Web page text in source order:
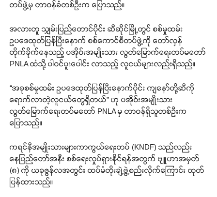
တပ်ဖွဲ့မှ တာဝန်ခံတစ်ဦးက ပြောသည်။
အလားတူ သျှမ်းပြည်တောင်ပိုင်း ဆီဆိုင်မြို့တွင် စစ်မှုထမ်း
ဥပဒေထုတ်ပြန်ပြီးနောက် စစ်ကောင်စီတပ်ဖွဲ့ကို တော်လှန်
တိုက်ခိုက်နေသည့် ပအိုဝ်းအမျိုးသား လွတ်မြောက်ရေးတပ်မတော်
PNLA ထံသို့ ပါဝင်ပူးပေါင်း လာသည့် လူငယ်များလည်းရှိသည်။
“အခုစစ်မှုထမ်း ဥပဒေထုတ်ပြန်ပြီးနောက်ပိုင်း ကျနော်တို့ဆီကို
ရောက်လာတဲ့လူငယ်တွေရှိတယ်” ဟု ပအိုဝ်းအမျိုးသား
လွတ်မြောက်ရေးတပ်မတော် PNLA မှ တာဝန်ရှိသူတစ်ဦးက
ပြောသည်။
ကရင်နီအမျိုးသားများကာကွယ်ရေးတပ် (KNDF) သည်လည်း
နေပြည်တော်အနီး စစ်ရေးလှုပ်ရှားနိုင်ရန်အတွက် ဗျူဟာအမှတ်
(၈) ကို ယခုဇွန်လအတွင်း ထပ်မံတိုးချဲ့ဖွဲ့စည်းလိုက်ကြောင်း ထုတ်
ပြန်ထားသည်။